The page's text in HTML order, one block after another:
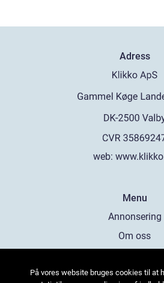
Adress
web:
Menu
Annonsering
Om oss
Kontakta oss
På vores website bruges cookies til at